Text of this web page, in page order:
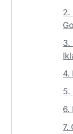
2.
3.
4.
5.
6.
7.